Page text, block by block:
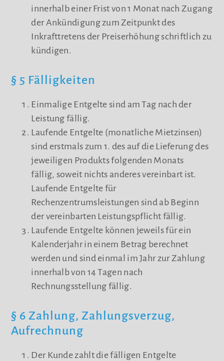
innerhalb einer Frist von 1 Monat nach Zugang
der Ankündigung zum Zeitpunkt des
Inkrafttretens der Preiserhöhung schriftlich zu
kündigen.
§ 5 Fälligkeiten
Einmalige Entgelte sind am Tag nach der
Leistung fällig.
Laufende Entgelte (monatliche Mietzinsen)
sind erstmals zum 1. des auf die Lieferung des
jeweiligen Produkts folgenden Monats
fällig, soweit nichts anderes vereinbart ist.
Laufende Entgelte für
Rechenzentrumsleistungen sind ab Beginn
der vereinbarten Leistungspflicht fällig.
Laufende Entgelte können jeweils für ein
Kalenderjahr in einem Betrag berechnet
werden und sind einmal im Jahr zur Zahlung
innerhalb von 14 Tagen nach
Rechnungsstellung fällig.
§ 6 Zahlung, Zahlungsverzug,
Aufrechnung
Der Kunde zahlt die fälligen Entgelte